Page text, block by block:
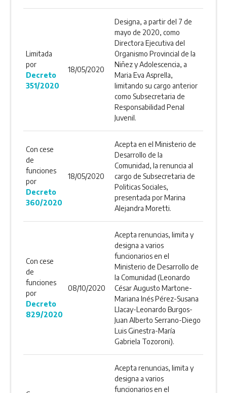
Limitada
por
Decreto
351/2020
18/05/2020
Designa, a partir del 7 de
mayo de 2020, como
Directora Ejecutiva del
Organismo Provincial de la
Niñez y Adolescencia, a
Maria Eva Asprella,
limitando su cargo anterior
como Subsecretaria de
Responsabilidad Penal
Juvenil.
Con cese
de
funciones
por
Decreto
360/2020
18/05/2020
Acepta en el Ministerio de
Desarrollo de la
Comunidad, la renuncia al
cargo de Subsecretaria de
Politicas Sociales,
presentada por Marina
Alejandra Moretti.
Con cese
de
funciones
por
Decreto
829/2020
08/10/2020
Acepta renuncias, limita y
designa a varios
funcionarios en el
Ministerio de Desarrollo de
la Comunidad (Leonardo
César Augusto Martone-
Mariana Inés Pérez-Susana
Llacay-Leonardo Burgos-
Juan Alberto Serrano-Diego
Luis Ginestra-María
Gabriela Tozoroni).
Acepta renuncias, limita y
designa a varios
funcionarios en el